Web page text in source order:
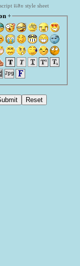
และ style sheet
+